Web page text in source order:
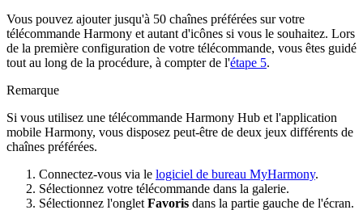
Vous pouvez ajouter jusqu'à 50 chaînes préférées sur votre
télécommande Harmony et autant d'icônes si vous le souhaitez. Lors
de la première configuration de votre télécommande, vous êtes guidé
tout au long de la procédure, à compter de l'étape 5.
Remarque
Si vous utilisez une télécommande Harmony Hub et l'application
mobile Harmony, vous disposez peut-être de deux jeux différents de
chaînes préférées.
Connectez-vous via le logiciel de bureau MyHarmony.
Sélectionnez votre télécommande dans la galerie.
Sélectionnez l'onglet Favoris dans la partie gauche de l'écran.